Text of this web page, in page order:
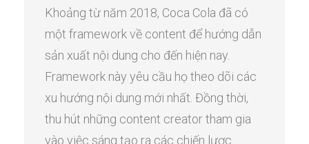
Khoảng từ năm 2018, Coca Cola đã có
một framework về content để hướng dẫn
sản xuất nội dung cho đến hiện nay.
Framework này yêu cầu họ theo dõi các
xu hướng nội dung mới nhất. Đồng thời,
thu hút những content creator tham gia
vào việc sáng tạo ra các chiến lược